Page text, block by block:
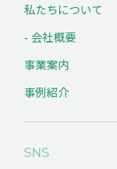
私たちについて
- 会社概要
事業案内
事例紹介
SNS